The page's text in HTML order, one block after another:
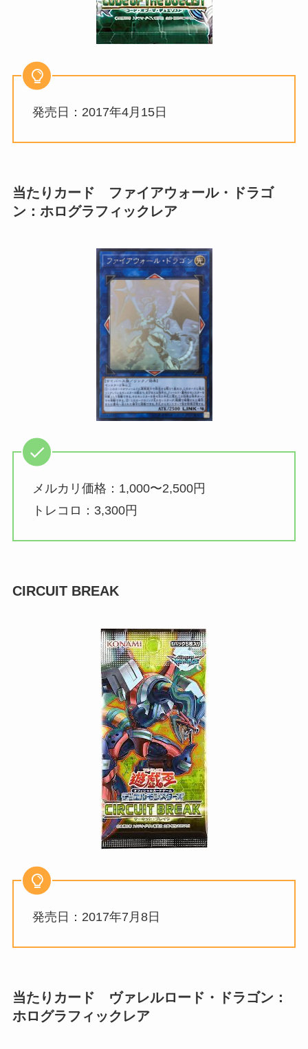
発売日：2017年4月15日
当たりカード ファイアウォール・ドラゴ
ン：ホログラフィックレア
メルカリ価格：1,000〜2,500円
トレコロ：3,300円
CIRCUIT BREAK
発売日：2017年7月8日
当たりカード ヴァレルロード・ドラゴン：
ホログラフィックレア